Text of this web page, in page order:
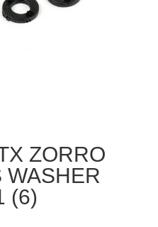
ZORRO
WASHER
(6)